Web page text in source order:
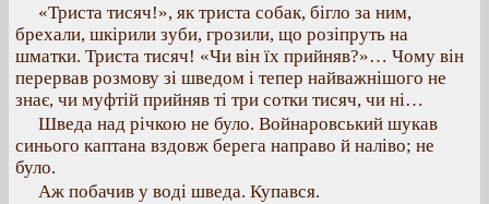
«Триста тисяч!», як триста собак, бігло за ним,
брехали, шкірили зуби, грозили, що розіпруть на
шматки. Триста тисяч! «Чи він їх прийняв?»… Чому він
перервав розмову зі шведом і тепер найважнішого не
знає, чи муфтій прийняв ті три сотки тисяч, чи ні…
Шведа над річкою не було. Войнаровський шукав
синього каптана вздовж берега направо й наліво; не
було.
Аж побачив у воді шведа. Купався.